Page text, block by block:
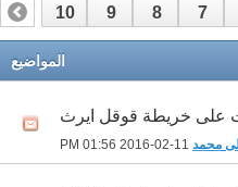
7
8
9
10
المواضيع
على خريطة قوقل ايرث
محمد 01:56 PM